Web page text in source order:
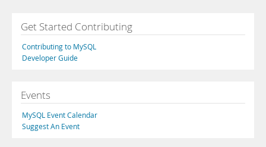
Get Started Contributing
Contributing to MySQL
Developer Guide
Events
MySQL Event Calendar
Suggest An Event